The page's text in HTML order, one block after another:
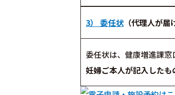
3） 委任状（代理人が届
委任状は、健康増進課窓
妊婦ご本人が記入したも